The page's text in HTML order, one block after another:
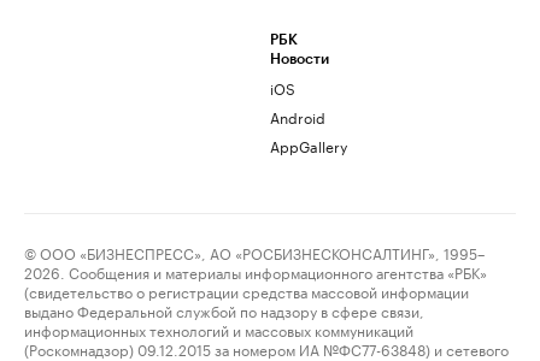
РБК
Новости
iOS
Android
AppGallery
© ООО «БИЗНЕСПРЕСС», АО «РОСБИЗНЕСКОНСАЛТИНГ», 1995–
2026. Сообщения и материалы информационного агентства «РБК»
(свидетельство о регистрации средства массовой информации
выдано Федеральной службой по надзору в сфере связи,
информационных технологий и массовых коммуникаций
(Роскомнадзор) 09.12.2015 за номером ИА №ФС77-63848) и сетевого